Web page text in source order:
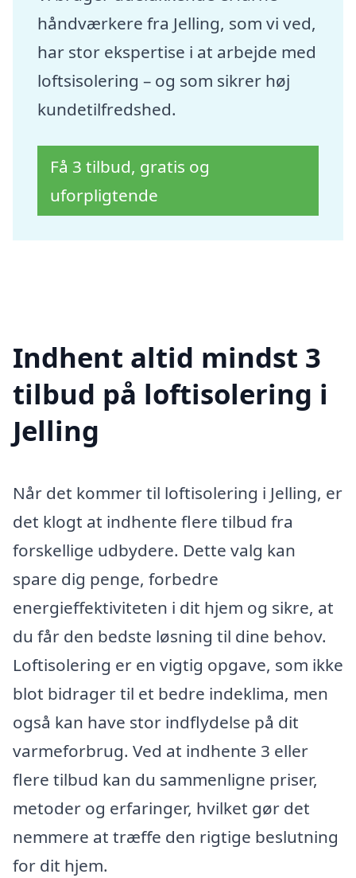
håndværkere fra Jelling, som vi ved,
har stor ekspertise i at arbejde med
loftsisolering – og som sikrer høj
kundetilfredshed.
Få 3 tilbud, gratis og
uforpligtende
Indhent altid mindst 3
tilbud på loftisolering i
Jelling
Når det kommer til loftisolering i Jelling, er
det klogt at indhente flere tilbud fra
forskellige udbydere. Dette valg kan
spare dig penge, forbedre
energieffektiviteten i dit hjem og sikre, at
du får den bedste løsning til dine behov.
Loftisolering er en vigtig opgave, som ikke
blot bidrager til et bedre indeklima, men
også kan have stor indflydelse på dit
varmeforbrug. Ved at indhente 3 eller
flere tilbud kan du sammenligne priser,
metoder og erfaringer, hvilket gør det
nemmere at træffe den rigtige beslutning
for dit hjem.